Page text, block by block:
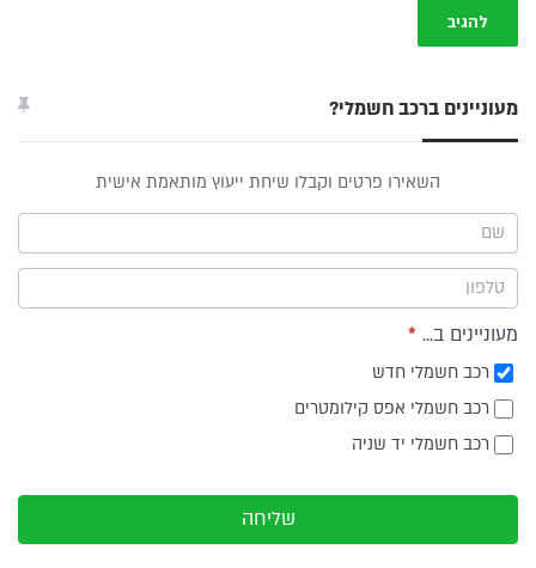
מעוניינים ברכב חשמלי?
תפריט
צד
השאירו פרטים וקבלו שיחת ייעוץ מותאמת אישית
מעוניינים ב... *
רכב חשמלי חדש
רכב חשמלי אפס קילומטרים
רכב חשמלי יד שניה
שליחה